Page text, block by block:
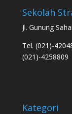
Sekolah
Jl. Gunung
Tel. (021)-
(021)-4258809
Kategori